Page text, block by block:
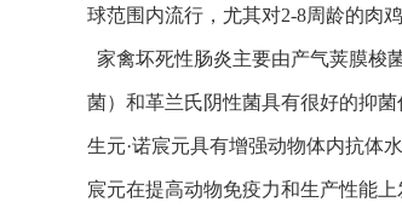
球范围内流行，尤其对2-8周龄的肉
家禽坏死性肠炎主要由产气荚膜梭
菌）和革兰氏阴性菌具有很好的抑
生元·诺宸元具有增强动物体内抗体
宸元在提高动物免疫力和生产性能上